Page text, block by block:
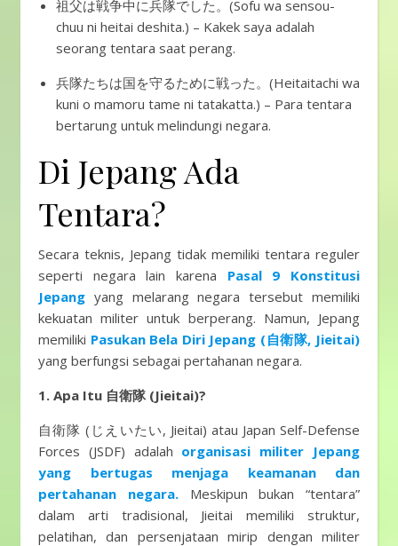
祖父は戦争中に兵隊でした。(Sofu wa sensou-
chuu ni heitai deshita.) – Kakek saya adalah
seorang tentara saat perang.
兵隊たちは国を守るために戦った。(Heitaitachi wa
kuni o mamoru tame ni tatakatta.) – Para tentara
bertarung untuk melindungi negara.
Di Jepang Ada
Tentara?
Secara teknis, Jepang tidak memiliki tentara reguler
seperti negara lain karena Pasal 9 Konstitusi
Jepang yang melarang negara tersebut memiliki
kekuatan militer untuk berperang. Namun, Jepang
memiliki Pasukan Bela Diri Jepang (自衛隊, Jieitai)
yang berfungsi sebagai pertahanan negara.
1. Apa Itu 自衛隊 (Jieitai)?
自衛隊 (じえいたい, Jieitai) atau Japan Self-Defense
Forces (JSDF) adalah organisasi militer Jepang
yang bertugas menjaga keamanan dan
pertahanan negara.
Meskipun bukan “tentara”
dalam arti tradisional, Jieitai memiliki struktur,
pelatihan, dan persenjataan mirip dengan militer